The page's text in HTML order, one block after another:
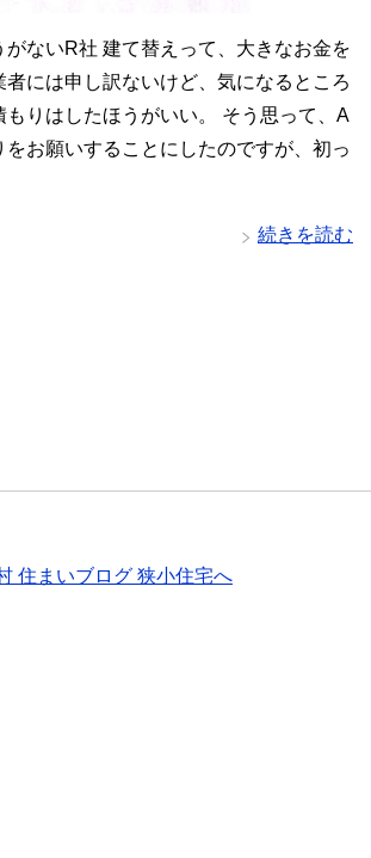
がないR社 建て替えって、大きなお金を
には申し訳ないけど、気になるところ
もりはしたほうがいい。 そう思って、A
お願いすることにしたのですが、初っ
続きを読む